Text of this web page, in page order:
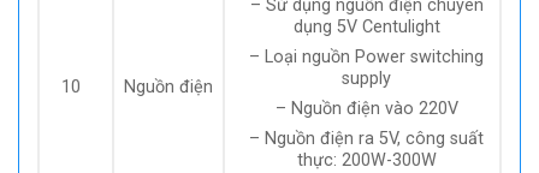
10 Nguồn điện
– Sử dụng nguồn điện chuyên
dụng 5V Centulight
– Loại nguồn Power switching
supply
– Nguồn điện vào 220V
– Nguồn điện ra 5V, công suất
thực: 200W-300W